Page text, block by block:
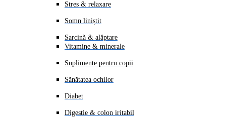
Stres & relaxare
Somn liniștit
Sarcină & alăptare
Vitamine & minerale
Suplimente pentru copii
Sănătatea ochilor
Diabet
Digestie & colon iritabil